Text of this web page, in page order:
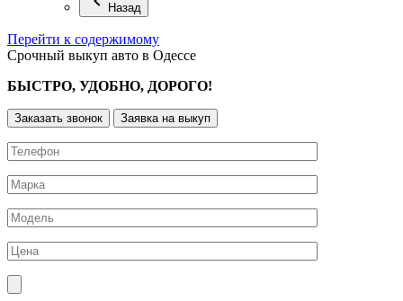
Назад
Перейти к содержимому
Срочный выкуп авто в Одессе
БЫСТРО, УДОБНО, ДОРОГО!
Заказать звонок Заявка на выкуп